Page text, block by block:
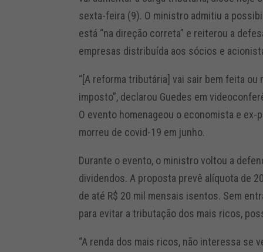
sexta-feira (9). O ministro admitiu a
está “na direção correta” e reiterou a
empresas distribuída aos sócios e
“[A reforma tributária] vai sair bem feita
imposto”, declarou Guedes em
O evento homenageou o economista e
morreu de covid-19 em junho.
Durante o evento, o ministro voltou a
dividendos. A proposta prevê alíquota de
de até R$ 20 mil mensais isentos. Sem
para evitar a tributação dos mais ricos,
“A renda dos mais ricos, não interessa se